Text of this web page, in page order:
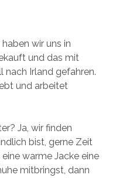
wir uns in
und das mit
nach Irland gefahren.
und arbeitet
Ja, wir finden
bist, gerne Zeit
warme Jacke eine
mitbringst, dann